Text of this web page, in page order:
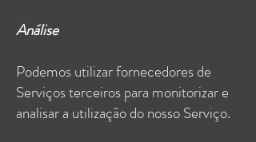
Análise
Podemos utilizar fornecedores de
Serviços terceiros para monitorizar e
analisar a utilização do nosso Serviço.